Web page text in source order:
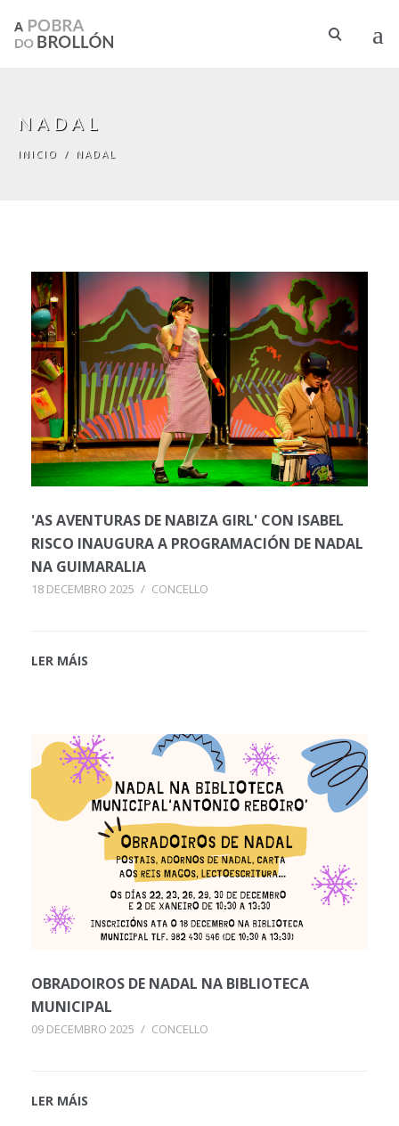
NADAL
INICIO / NADAL
'AS AVENTURAS DE NABIZA GIRL' CON ISABEL
RISCO INAUGURA A PROGRAMACIÓN DE NADAL
NA GUIMARALIA
18 DECEMBRO 2025 / CONCELLO
LER MÁIS
OBRADOIROS DE NADAL NA BIBLIOTECA
MUNICIPAL
09 DECEMBRO 2025 / CONCELLO
LER MÁIS